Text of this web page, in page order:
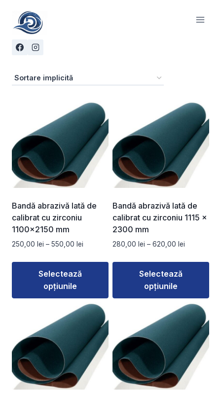
content
Bandă abrazivă lată de
calibrat cu zirconiu
1100×2150 mm
250,00 lei – 550,00 lei
prețuri:
550,00 lei
Selectează
opțiunile
mai
multe
variații.
Opțiunile
pot
Bandă abrazivă lată de
calibrat cu zirconiu 1115 ×
2300 mm
280,00 lei – 620,00 lei
prețuri:
620,00 lei
Selectează
opțiunile
mai
multe
variații.
Opțiunile
pot